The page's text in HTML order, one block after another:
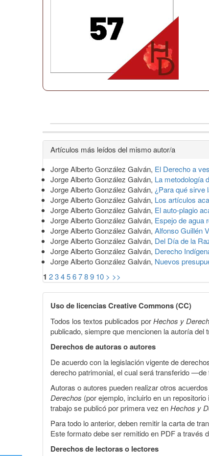
Detalles
del
artículo
Artículos más leídos del mismo autor/a
Jorge Alberto González Galván, El Derecho a
Jorge Alberto González Galván, La metodología
Jorge Alberto González Galván, ¿Para qué sirve
Jorge Alberto González Galván, Los artículos
Jorge Alberto González Galván, El auto-plagio
Jorge Alberto González Galván, Espejo de agua
Jorge Alberto González Galván, Alfonso Guillén
Jorge Alberto González Galván, Del Día de la
Jorge Alberto González Galván, Derecho
Jorge Alberto González Galván, Nuevos
1 23456789 10 > >>
Uso de licencias Creative Commons (CC)
Todos los textos publicados porHechos y
publicado, siempre que mencionen la autoría
Derechos de autoras o autores
De acuerdo con la legislación vigente de
derecho patrimonial, el cual será transferido
Autoras o autores pueden realizar otros
Derechos (por ejemplo, incluirlo en un
trabajo se publicó por primera vez enHechos y
Para todo lo anterior, deben remitir la carta de
Este formato debe ser remitido en PDF a través
Derechos de lectoras o lectores